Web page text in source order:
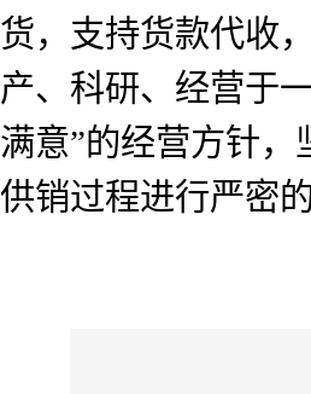
货，支持货款代收
产、科研、经营于
满意”的经营方针
供销过程进行严密